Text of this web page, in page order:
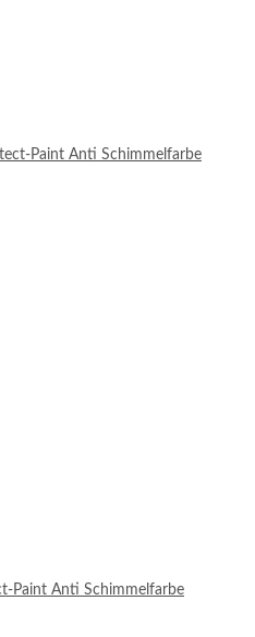
Paint Anti Schimmelfarbe